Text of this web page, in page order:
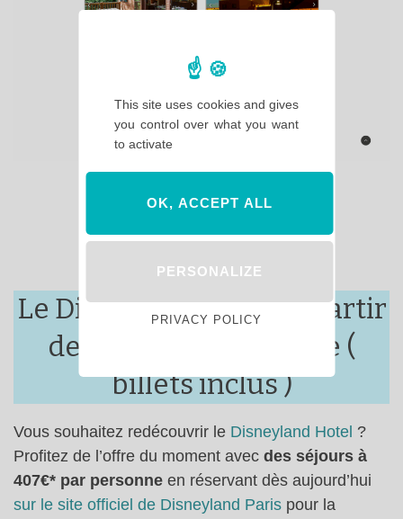
Le Disneyland Hotel à partir
de 407€ par personne (
billets inclus )
Vous souhaitez redécouvrir le Disneyland Hotel ?
Profitez de l’offre du moment avec des séjours à
407€* par personne en réservant dès aujourd’hui
sur le site officiel de Disneyland Paris pour la
This site uses cookies and gives
you control over what you want
to activate
OK, ACCEPT ALL
PERSONALIZE
PRIVACY POLICY